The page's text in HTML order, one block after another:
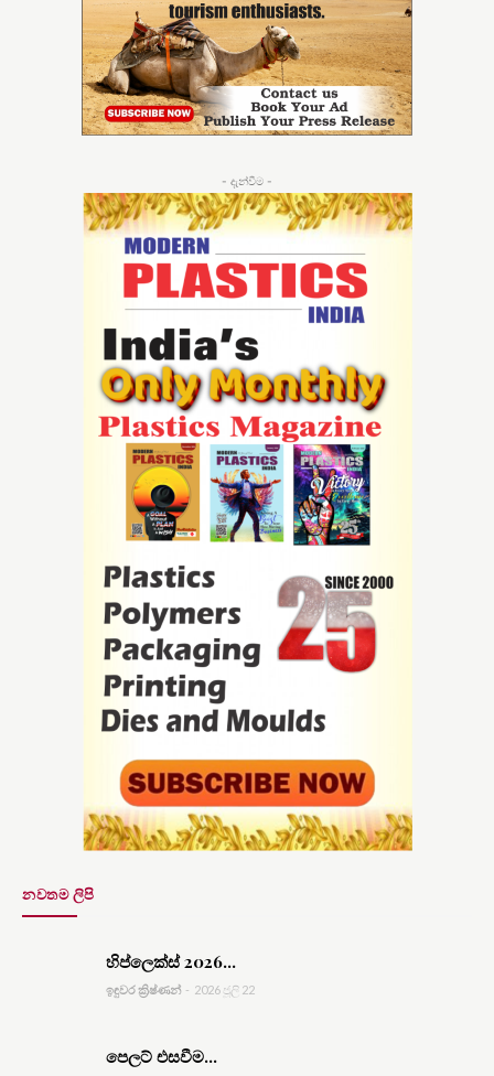
- දැන්වීම -
නවතම ලිපි
හිප්ලෙක්ස් 2026...
ඉඳුවර ක්‍රිෂ්ණන් - 2026 ජූලි 22
පෙලට් එසවීම...